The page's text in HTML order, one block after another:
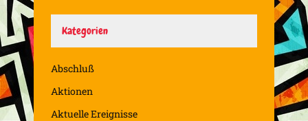
Kategorien
Abschluß
Aktionen
Aktuelle Ereignisse